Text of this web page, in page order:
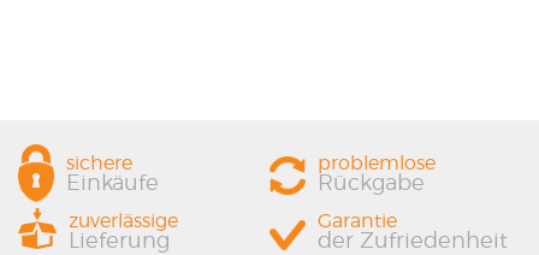
sichere
Einkäufe
problemlose
Rückgabe
zuverlässige
Lieferung
Garantie
der Zufriedenheit